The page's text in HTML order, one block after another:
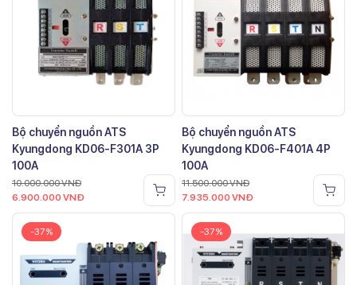
Bộ chuyển nguồn ATS
Kyungdong KD06-F301A 3P
100A
10.000.000VNĐ
6.900.000 VNĐ
Bộ chuyển nguồn ATS
Kyungdong KD06-F401A 4P
100A
11.500.000VNĐ
7.935.000 VNĐ
-37% -37%